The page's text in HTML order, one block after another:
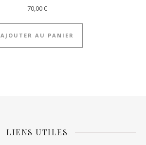
70,00€
AJOUTER AU PANIER
LIENS UTILES